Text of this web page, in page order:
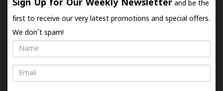
Sign Up for Our Weekly Newsletter and be the
first to receive our very latest promotions and special offers.
We don't spam!
Name
Email